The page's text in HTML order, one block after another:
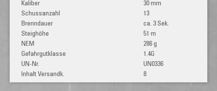
30 mm
13
ca. 3 Sek.
51 m
286 g
1.4G
UN0336
8